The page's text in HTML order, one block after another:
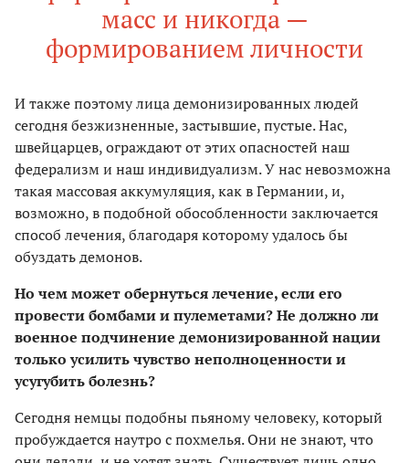
масс и никогда —
формированием личности
И также поэтому лица демонизированных людей
сегодня безжизненные, застывшие, пустые. Нас,
швейцарцев, ограждают от этих опасностей наш
федерализм и наш индивидуализм. У нас невозможна
такая массовая аккумуляция, как в Германии, и,
возможно, в подобной обособленности заключается
способ лечения, благодаря которому удалось бы
обуздать демонов.
Но чем может обернуться лечение, если его
провести бомбами и пулеметами? Не должно ли
военное подчинение демонизированной нации
только усилить чувство неполноценности и
усугубить болезнь?
Сегодня немцы подобны пьяному человеку, который
пробуждается наутро с похмелья. Они не знают, что